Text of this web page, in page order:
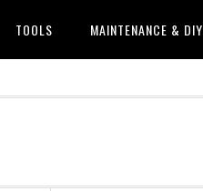
TOOLS MAINTENANCE & DIY